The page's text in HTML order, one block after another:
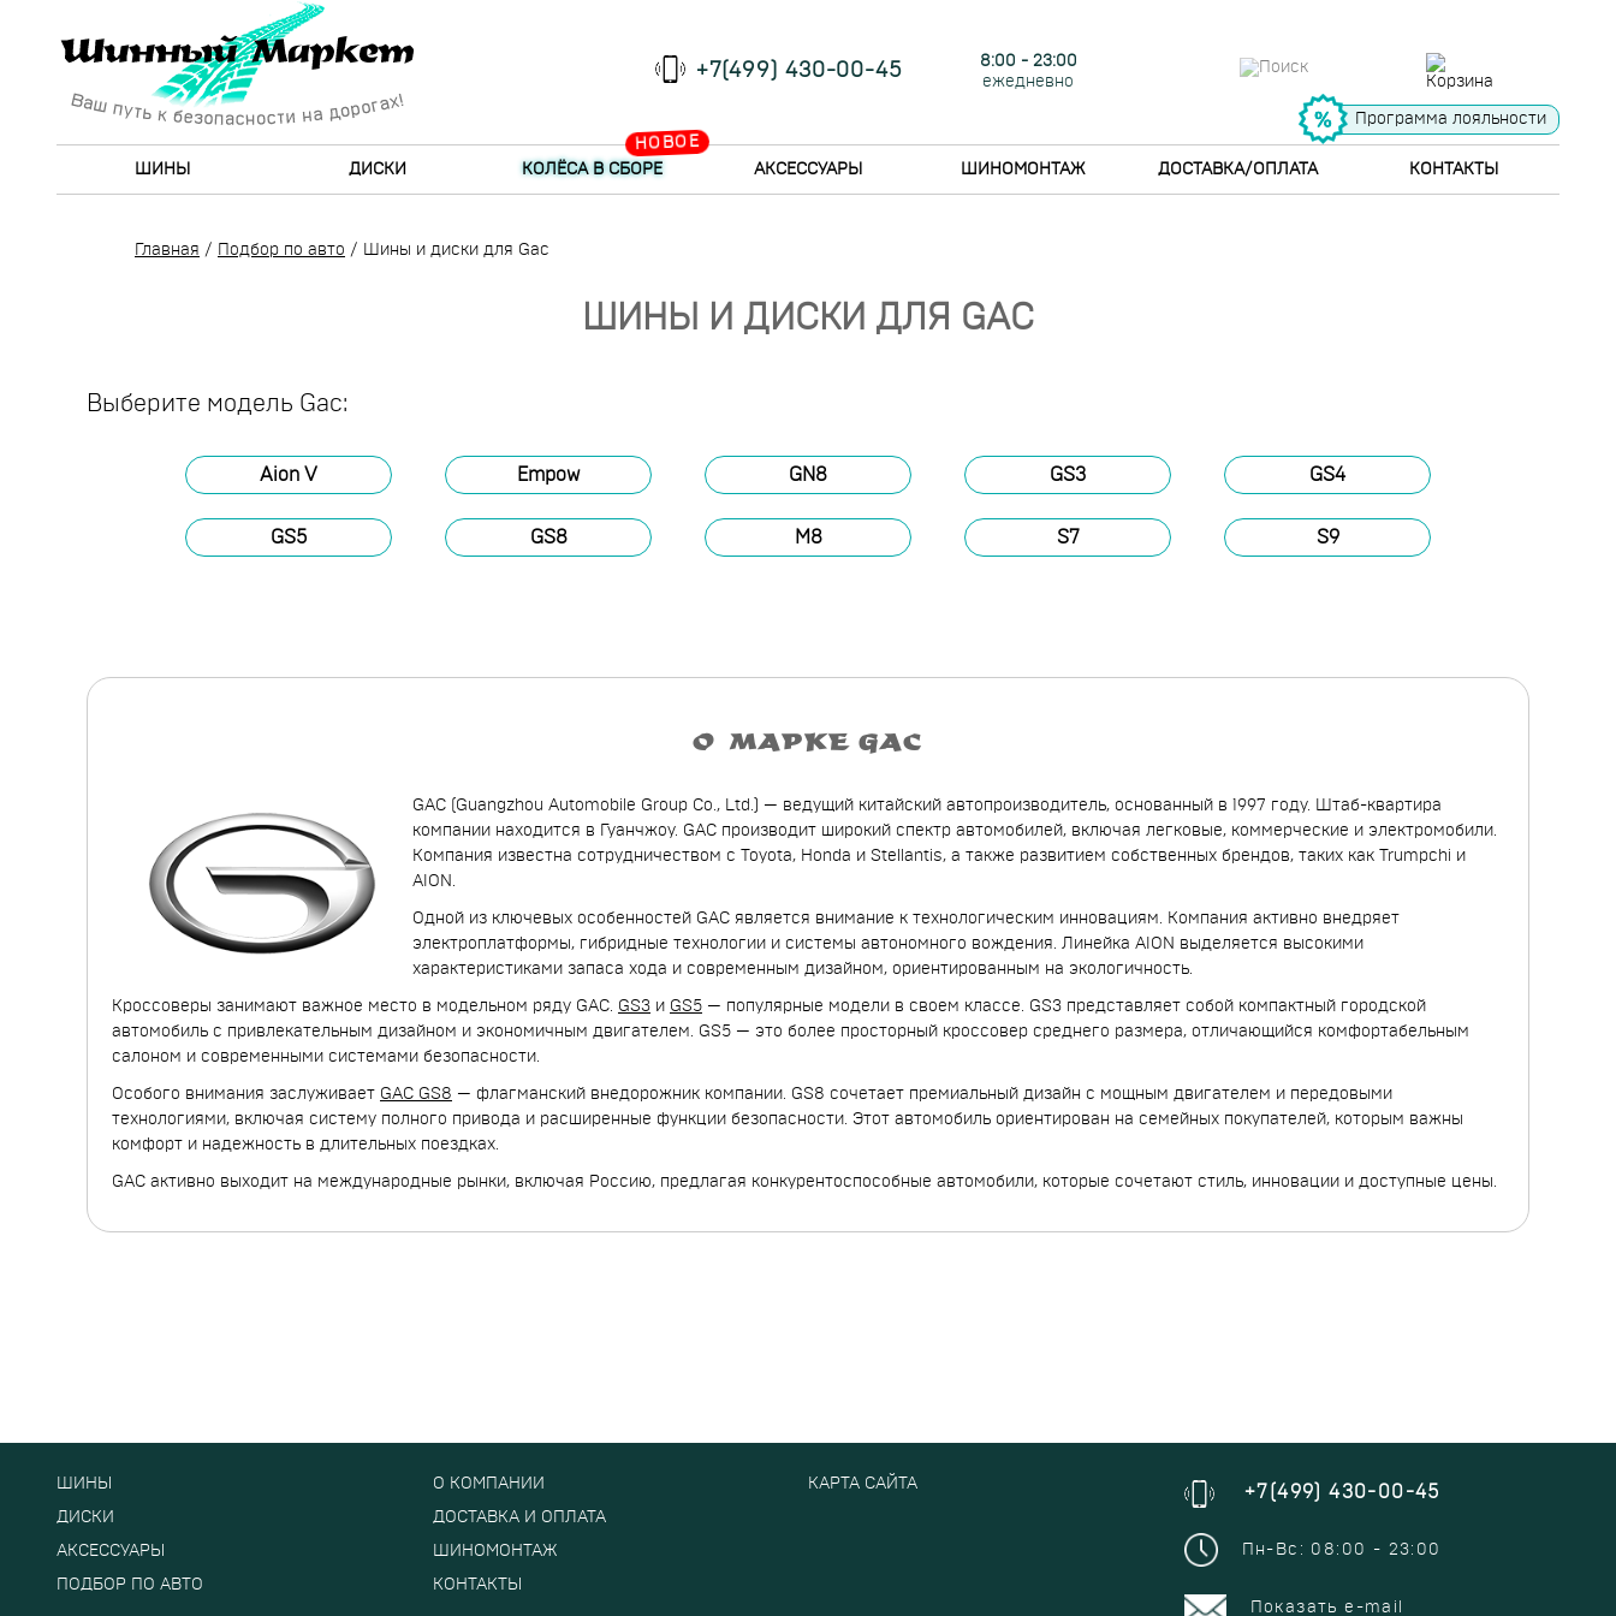
+7(499) 430-00-45
8:00 - 23:00
ежедневно
Программа лояльности
ШИНЫ ДИСКИ
НОВОЕ
КОЛЁСА В СБОРЕ АКСЕССУАРЫ ШИНОМОНТАЖ ДОСТАВКА/ОПЛАТА КОНТАКТЫ
Главная / Подбор по авто / Шины и диски для Gac
ШИНЫ И ДИСКИ ДЛЯ GAC
Выберите модель Gac:
Aion V Empow GN8 GS3 GS4
GS5 GS8 M8 S7 S9
О МАРКЕ GAC
GAC (Guangzhou Automobile Group Co., Ltd.) — ведущий китайский автопроизводитель, основанный в 1997 году. Штаб-квартира
компании находится в Гуанчжоу. GAC производит широкий спектр автомобилей, включая легковые, коммерческие и электромобили.
Компания известна сотрудничеством с Toyota, Honda и Stellantis, а также развитием собственных брендов, таких как Trumpchi и
AION.
Одной из ключевых особенностей GAC является внимание к технологическим инновациям. Компания активно внедряет
электроплатформы, гибридные технологии и системы автономного вождения. Линейка AION выделяется высокими
характеристиками запаса хода и современным дизайном, ориентированным на экологичность.
Кроссоверы занимают важное место в модельном ряду GAC. GS3 и GS5 — популярные модели в своем классе. GS3 представляет собой компактный городской
автомобиль с привлекательным дизайном и экономичным двигателем. GS5 — это более просторный кроссовер среднего размера, отличающийся комфортабельным
салоном и современными системами безопасности.
Особого внимания заслуживает GAC GS8 — флагманский внедорожник компании. GS8 сочетает премиальный дизайн с мощным двигателем и передовыми
технологиями, включая систему полного привода и расширенные функции безопасности. Этот автомобиль ориентирован на семейных покупателей, которым важны
комфорт и надежность в длительных поездках.
GAC активно выходит на международные рынки, включая Россию, предлагая конкурентоспособные автомобили, которые сочетают стиль, инновации и доступные цены.
ШИНЫ
ДИСКИ
АКСЕССУАРЫ
ПОДБОР ПО АВТО
О КОМПАНИИ
ДОСТАВКА И ОПЛАТА
ШИНОМОНТАЖ
КОНТАКТЫ
КАРТА САЙТА +7(499) 430-00-45
Пн-Вс: 08:00 - 23:00
Показать e-mail